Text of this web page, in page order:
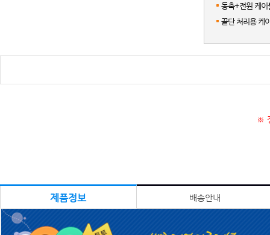
동축+전원 케이
끝단 처리용 케
※
제품정보 배송안내